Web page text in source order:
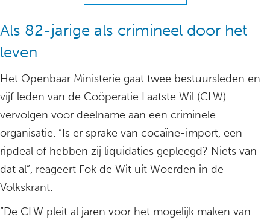
Als 82-jarige als crimineel door het
leven
Het Openbaar Ministerie gaat twee bestuursleden en
vijf leden van de Coöperatie Laatste Wil (CLW)
vervolgen voor deelname aan een criminele
organisatie. “Is er sprake van cocaïne-import, een
ripdeal of hebben zij liquidaties gepleegd? Niets van
dat al”, reageert Fok de Wit uit Woerden in de
Volkskrant.
“De CLW pleit al jaren voor het mogelijk maken van